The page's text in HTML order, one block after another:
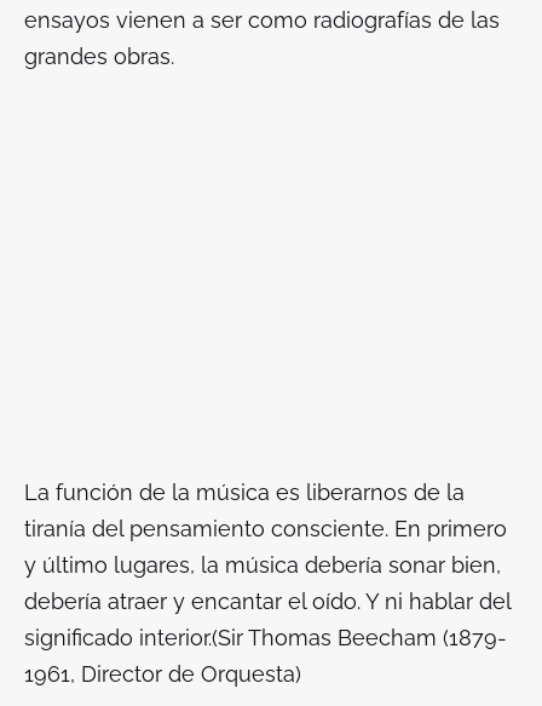
ensayos vienen a ser como radiografías de las
grandes obras.
La función de la música es liberarnos de la
tiranía del pensamiento consciente. En primero
y último lugares, la música debería sonar bien,
debería atraer y encantar el oído. Y ni hablar del
significado interior.(Sir Thomas Beecham (1879-
1961, Director de Orquesta)